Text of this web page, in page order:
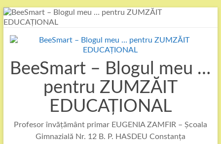
Skip
to
BeeSmart – Blogul meu …
pentru ZUMZĂIT
EDUCAȚIONAL
Profesor învățământ primar EUGENIA ZAMFIR – Școala
Gimnazială Nr. 12 B. P. HASDEU Constanța